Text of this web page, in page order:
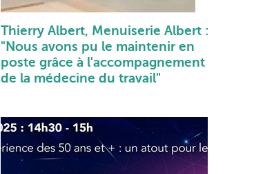
Thierry Albert, Menuiserie Albert :
"Nous avons pu le maintenir en
poste grâce à l'accompagnement
de la médecine du travail"